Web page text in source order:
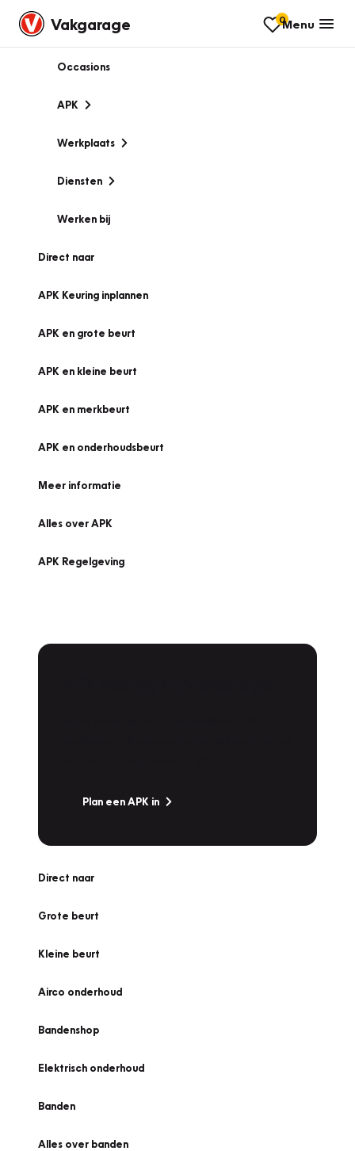
Vakgarage 0Menu
Occasions
APK
Werkplaats
Diensten
Werken bij
Direct naar
APK Keuring inplannen
APK en grote beurt
APK en kleine beurt
APK en merkbeurt
APK en onderhoudsbeurt
Meer informatie
Alles over APK
APK Regelgeving
Plan een APK in
Direct naar
Grote beurt
Kleine beurt
Airco onderhoud
Bandenshop
Elektrisch onderhoud
Banden
Alles over banden